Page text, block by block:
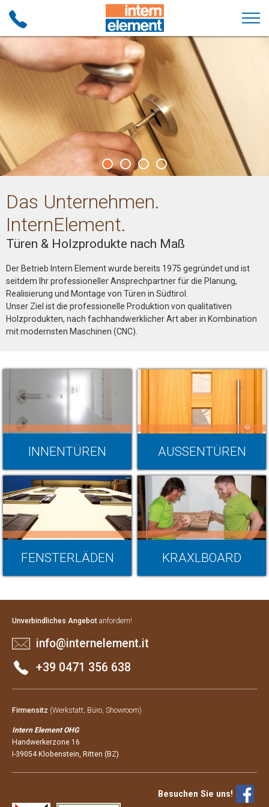
Das Unternehmen.
InternElement.
Türen & Holzprodukte nach Maß
Der Betrieb Intern Element wurde bereits 1975 gegründet und ist
seitdem Ihr professioneller Ansprechpartner für die Planung,
Realisierung und Montage von Türen in Südtirol.
Unser Ziel ist die professionelle Produktion von qualitativen
Holzprodukten, nach fachhandwerklicher Art aber in Kombination
mit modernsten Maschinen (CNC).
INNENTÜREN AUSSENTÜREN
FENSTERLÄDEN KRAXLBOARD
Unverbindliches Angebot anfordern!
info@internelement.it
+39 0471 356 638
Firmensitz (Werkstatt, Büro, Showroom)
Intern Element OHG
Handwerkerzone 16
I-39054 Klobenstein, Ritten (BZ)
Besuchen Sie uns!